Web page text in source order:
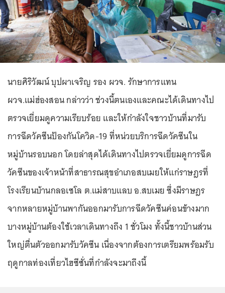
นายศิริวัฒน์ บุปผาเจริญ รอง ผวจ. รักษาการแทน
ผวจ.แม่ฮ่องสอน กล่าวว่า ช่วงนี้ตนเองและคณะได้เดินทางไป
ตรวจเยี่ยมดูความเรียบร้อย และให้กำลังใจชาวบ้านที่มารับ
การฉีดวัคซีนป้องกันโควิด-19 ที่หน่วยบริการฉีดวัคซีนใน
หมู่บ้านรอบนอก โดยล่าสุดได้เดินทางไปตรวจเยี่ยมดูการฉีด
วัคซีนของเจ้าหน้าที่สาธารณสุขอำเภอสบเมยให้แก่ราษฎรที่
โรงเรียนบ้านกลอเซโล ต.แม่สาบแลบ อ.สบเมย ซึ่งมีราษฎร
จากหลายหมู่บ้านพากันออกมารับการฉีดวัคซีนค่อนข้างมาก
บางหมู่บ้านต้องใช้เวลาเดินทางถึง 1 ชั่วโมง ทั้งนี้ชาวบ้านส่วน
ใหญ่ตื่นตัวออกมารับวัคซีน เนื่องจากต้องการเตรียมพร้อมรับ
ฤดูกาลท่องเที่ยวไฮซีซั่นที่กำลังจะมาถึงนี้